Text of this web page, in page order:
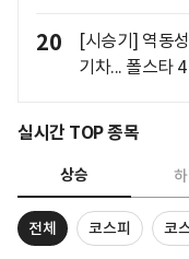
20
[시승기] 역동
기차... 폴스타 4
실시간 TOP 종목
상승
전체 코스피 코